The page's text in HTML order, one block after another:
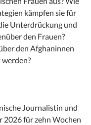
kämpfen sie für
Unterdrückung und
den Frauen?
den Afghaninnen
Journalistin und
für zehn Wochen